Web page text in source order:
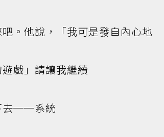
。他說，「我可是發自內心地
戲」請讓我繼續
去──系統